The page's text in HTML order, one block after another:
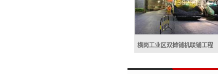
横岗工业区双摊铺机联铺工程